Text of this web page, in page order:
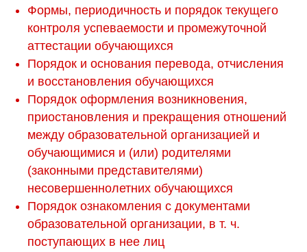
Формы, периодичность и порядок текущего
контроля успеваемости и промежуточной
аттестации обучающихся
Порядок и основания перевода, отчисления
и восстановления обучающихся
Порядок оформления возникновения,
приостановления и прекращения отношений
между образовательной организацией и
обучающимися и (или) родителями
(законными представителями)
несовершеннолетних обучающихся
Порядок ознакомления с документами
образовательной организации, в т. ч.
поступающих в нее лиц